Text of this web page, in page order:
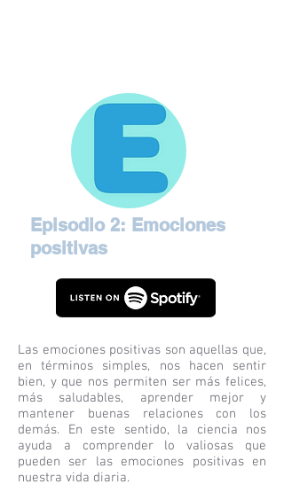
Episodio 2: Emociones
positivas
Las emociones positivas son aquellas que,
en términos simples, nos hacen sentir
bien, y que nos permiten ser más felices,
más saludables, aprender mejor y
mantener buenas relaciones con los
demás. En este sentido, la ciencia nos
ayuda a comprender lo valiosas que
pueden ser las emociones positivas en
nuestra vida diaria.